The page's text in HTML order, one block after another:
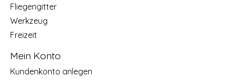
Fliegengitter
Werkzeug
Freizeit
Mein Konto
Kundenkonto anlegen